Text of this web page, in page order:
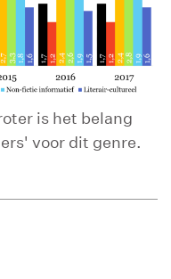
is het belang
voor dit genre.